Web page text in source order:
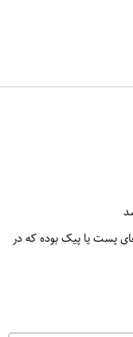
پست یا پیک بوده که در